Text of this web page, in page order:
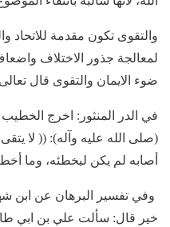
والتقوى تكون مقدمة للاتحاد
لمعالجة جذور الاختلاف
ضوء الايمان والتقوى قال
في الدر المنثور: اخرج
(صلى الله عليه وآله): (( لا
أصابه لم يكن ليخطئه، وما
وفي تفسير البرهان عن ابن
خير قال: سألت علي بن ابي